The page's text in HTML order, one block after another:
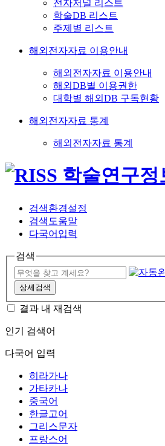
전자저널 리스트
학술DB 리스트
주제별 리스트
해외전자자료 이용안내
해외전자자료 이용안내
해외DB별 이용권한
대학별 해외DB 구독현황
해외전자자료 통계
해외전자자료 통계
검색환경설정
검색도움말
다국어입력
검색
상세검색
결과 내 재검색
인기 검색어
다국어 입력
히라가나
가타카나
중국어
한글고어
그리스문자
프랑스어